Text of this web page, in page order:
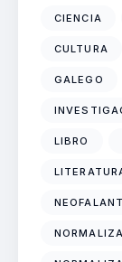
CIENCIA
CULTURA
GALEGO
LIBRO